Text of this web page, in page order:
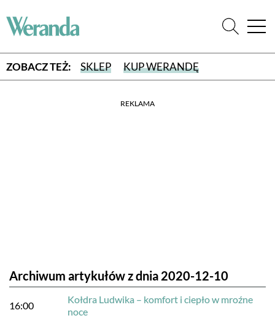
ZOBACZ TEŻ: SKLEP KUP WERANDĘ
REKLAMA
Archiwum artykułów z dnia 2020-12-10
16:00
Kołdra Ludwika – komfort i ciepło w mroźne
noce